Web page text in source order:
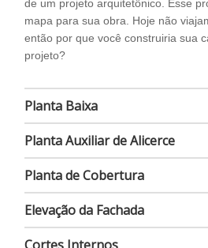
de um projeto arquitetônico. Esse
mapa para sua obra. Hoje não
então por que você construiria sua
projeto?
Planta Baixa
Planta Auxiliar de Alicerce
Planta de Cobertura
Elevação da Fachada